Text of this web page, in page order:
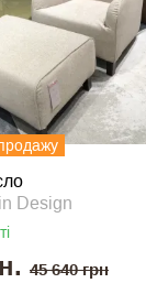
Design
45 640 грн